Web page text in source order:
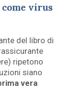
virus
del libro di
ripetono
siano
vera